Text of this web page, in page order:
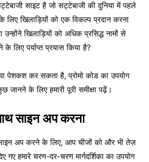
साइट है जो सट्टेबाजी की दुनिया में पहले
लिए खिलाड़ियों को एक विकल्प प्रदान करना
खिलाड़ियों को अधिक प्रसिद्ध नामों से
लिए पर्याप्त प्रयास किया है?
पेशकश कर सकता है, प्रोमो कोड का उपयोग
के लिए हमारी पूरी समीक्षा पढ़ें।
साइन अप करना
अप करने के लिए, आप चीजों को और भी तेज़
गए हमारे चरण-दर-चरण मार्गदर्शिका का उपयोग